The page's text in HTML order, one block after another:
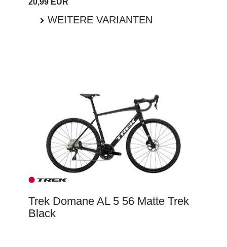
20,99 EUR
WEITERE VARIANTEN
Trek Domane AL 5 56 Matte Trek
Black